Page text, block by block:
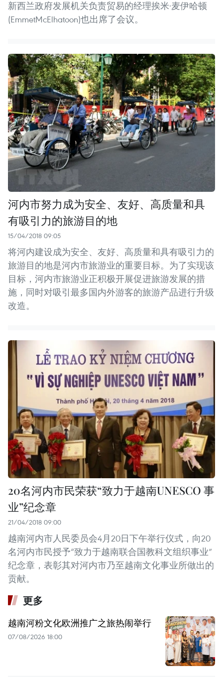
新西兰政府发展机关负责贸易的经理挨米·麦伊哈顿
(EmmetMcElhatoon)也出席了会议。
河内市努力成为安全、友好、高质量和具
有吸引力的旅游目的地
15/04/2018 09:05
将河内建设成为安全、友好、高质量和具有吸引力的
旅游目的地是河内市旅游业的重要目标。为了实现该
目标，河内市旅游业正积极开展促进旅游发展的措
施，同时对吸引最多国内外游客的旅游产品进行升级
改造。
20名河内市民荣获“致力于越南UNESCO 事
业”纪念章
21/04/2018 09:00
越南河内市人民委员会4月20日下午举行仪式，向20
名河内市民授予“致力于越南联合国教科文组织事业”
纪念章，表彰其对河内市乃至越南文化事业所做出的
贡献。
更多
越南河粉文化欧洲推广之旅热闹举行
07/08/2026 18:00